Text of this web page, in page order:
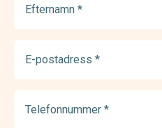
(Required)
postadress
(Required)